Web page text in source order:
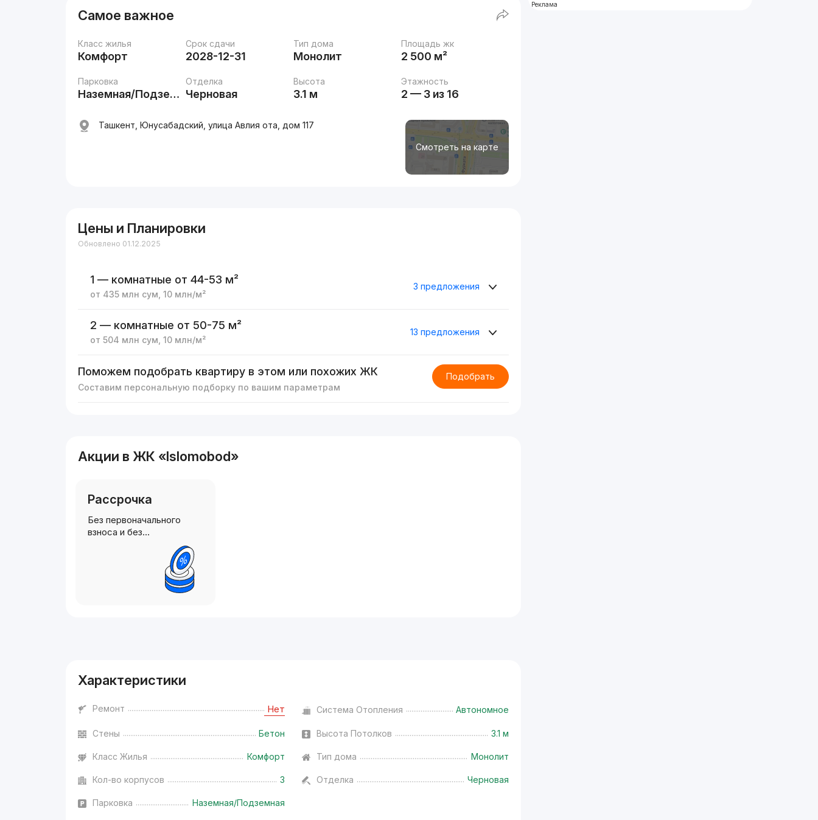
Самое важное
Класс жилья
Комфорт
Срок сдачи
2028-12-31
Тип дома
Монолит
Площадь жк
2 500 м²
Парковка
Наземная/Подземная
Отделка
Черновая
Высота
3.1 м
Этажность
2 — 3 из 16
Смотреть на карте
Ташкент, Юнусабадский, улица Авлия ота, дом 117
Цены и Планировки
Обновлено 01.12.2025
1 — комнатные от 44-53 м²
от 435 млн сум ,10 млн/м²
3 предложения
2 — комнатные от 50-75 м²
от504 млн сум ,10 млн/м²
13 предложения
Поможем подобрать квартиру в этом или похожих ЖК
Составим персональную подборку по вашим параметрам
Подобрать
Акции в ЖК «Islomobod»
Рассрочка
Без первоначального
взноса и без…
Характеристики
Ремонт Нет Система Отопления Автономное
Стены Бетон Высота Потолков 3.1 м
Класс Жилья Комфорт Тип дома Монолит
Кол-во корпусов 3 Отделка Черновая
Парковка Наземная/Подземная
Реклама